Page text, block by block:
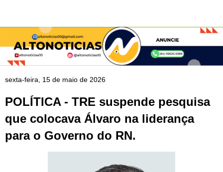
sexta-feira, 15 de maio de 2026
POLÍTICA - TRE suspende pesquisa
que colocava Álvaro na liderança
para o Governo do RN.